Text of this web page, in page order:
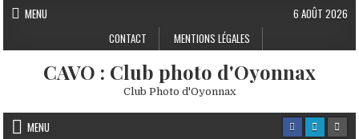
Skip to content
MENU
CONTACT
MENTIONS LÉGALES
6 AOÛT 2026
CAVO : Club photo d'Oyonnax
Club Photo d'Oyonnax
MENU